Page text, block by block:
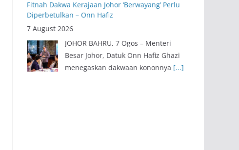
JOHOR BAHRU, 7 Ogos – Menteri
Besar Johor, Datuk Onn Hafiz Ghazi
menegaskan dakwaan kononnya
Gelombang Biru Warnai Tanah Merah, Semangat
Perjuangan UMNO Terus Kukuh